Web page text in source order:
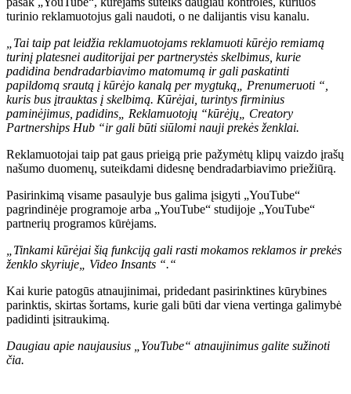
turinio reklamuotojus gali naudoti, o ne dalijantis visu kanalu.
„Tai taip pat leidžia reklamuotojams reklamuoti kūrėjo remiamą
turinį platesnei auditorijai per partnerystės skelbimus, kurie
padidina bendradarbiavimo matomumą ir gali paskatinti
papildomą srautą į kūrėjo kanalą per mygtuką„ Prenumeruoti “,
kuris bus įtrauktas į skelbimą. Kūrėjai, turintys firminius
paminėjimus, padidins„ Reklamuotojų “kūrėjų„ Creatory
Partnerships Hub “ir gali būti siūlomi nauji prekės ženklai.
Reklamuotojai taip pat gaus prieigą prie pažymėtų klipų vaizdo įrašų
našumo duomenų, suteikdami didesnę bendradarbiavimo priežiūrą.
Pasirinkimą visame pasaulyje bus galima įsigyti „YouTube“
pagrindinėje programoje arba „YouTube“ studijoje „YouTube“
partnerių programos kūrėjams.
„Tinkami kūrėjai šią funkciją gali rasti mokamos reklamos ir prekės
ženklo skyriuje„ Video Insants “.“
Kai kurie patogūs atnaujinimai, pridedant pasirinktines kūrybines
parinktis, skirtas šortams, kurie gali būti dar viena vertinga galimybė
padidinti įsitraukimą.
Daugiau apie naujausius „YouTube“ atnaujinimus galite sužinoti
čia.